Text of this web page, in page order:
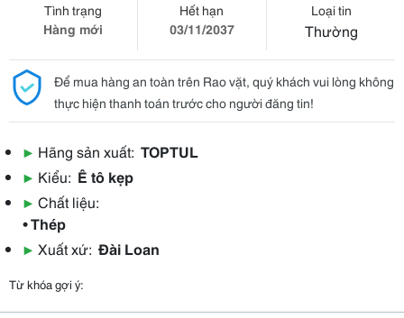
Tình trạng
Hàng mới
Hết hạn
03/11/2037
Loại tin
Thường
Để mua hàng an toàn trên Rao vặt, quý khách vui lòng không
thực hiện thanh toán trước cho người đăng tin!
▶ Hãng sản xuất: TOPTUL
▶ Kiểu: Ê tô kẹp
▶ Chất liệu:
• Thép
▶ Xuất xứ: Đài Loan
Từ khóa gợi ý: